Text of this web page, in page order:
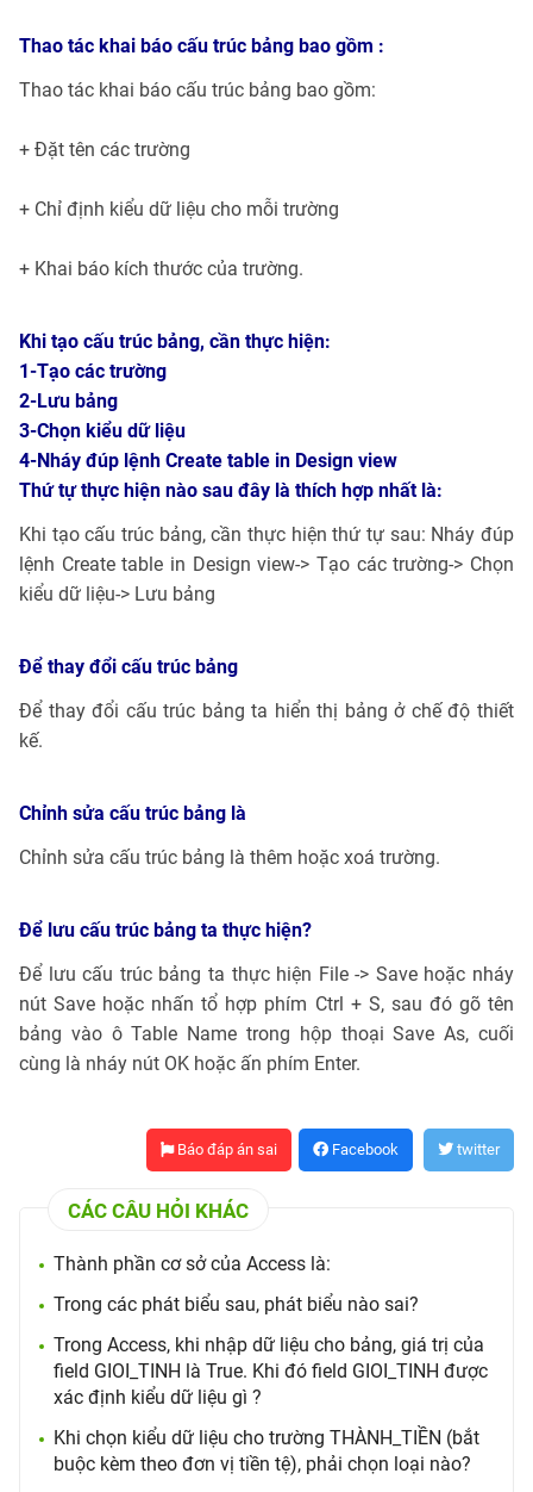
Thao tác khai báo cấu trúc bảng bao gồm :
Thao tác khai báo cấu trúc bảng bao gồm:
+ Đặt tên các trường
+ Chỉ định kiểu dữ liệu cho mỗi trường
+ Khai báo kích thước của trường.
Khi tạo cấu trúc bảng, cần thực hiện:
1-Tạo các trường
2-Lưu bảng
3-Chọn kiểu dữ liệu
4-Nháy đúp lệnh Create table in Design view
Thứ tự thực hiện nào sau đây là thích hợp nhất là:
Khi tạo cấu trúc bảng, cần thực hiện thứ tự sau: Nháy đúp
lệnh Create table in Design view-> Tạo các trường-> Chọn
kiểu dữ liệu-> Lưu bảng
Để thay đổi cấu trúc bảng
Để thay đổi cấu trúc bảng ta hiển thị bảng ở chế độ thiết
kế.
Chỉnh sửa cấu trúc bảng là
Chỉnh sửa cấu trúc bảng là thêm hoặc xoá trường.
Để lưu cấu trúc bảng ta thực hiện?
Để lưu cấu trúc bảng ta thực hiện File -> Save hoặc nháy
nút Save hoặc nhấn tổ hợp phím Ctrl + S, sau đó gõ tên
bảng vào ô Table Name trong hộp thoại Save As, cuối
cùng là nháy nút OK hoặc ấn phím Enter.
Báo đáp án sai Facebook twitter
CÁC CÂU HỎI KHÁC
Thành phần cơ sở của Access là:
Trong các phát biểu sau, phát biểu nào sai?
Trong Access, khi nhập dữ liệu cho bảng, giá trị của
field GIOI_TINH là True. Khi đó field GIOI_TINH được
xác định kiểu dữ liệu gì ?
Khi chọn kiểu dữ liệu cho trường THÀNH_TIỀN (bắt
buộc kèm theo đơn vị tiền tệ), phải chọn loại nào?